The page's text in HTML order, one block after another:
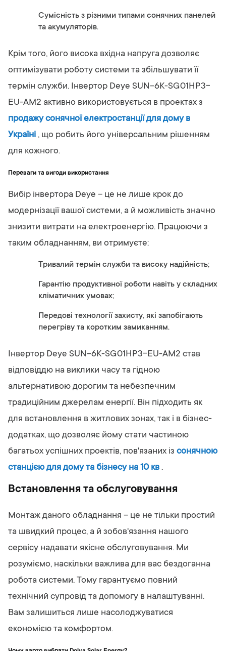
Сумісність з різними типами сонячних панелей
та акумуляторів.
Крім того, його висока вхідна напруга дозволяє
оптимізувати роботу системи та збільшувати її
термін служби. Інвертор Deye SUN-6K-SG01HP3-
EU-AM2 активно використовується в проектах з
продажу сонячної електростанції для дому в
Україні , що робить його універсальним рішенням
для кожного.
Переваги та вигоди використання
Вибір інвертора Deye – це не лише крок до
модернізації вашої системи, а й можливість значно
знизити витрати на електроенергію. Працюючи з
таким обладнанням, ви отримуєте:
Тривалий термін служби та високу надійність;
Гарантію продуктивної роботи навіть у складних
кліматичних умовах;
Передові технології захисту, які запобігають
перегріву та коротким замиканням.
Інвертор Deye SUN-6K-SG01HP3-EU-AM2 став
відповіддю на виклики часу та гідною
альтернативою дорогим та небезпечним
традиційним джерелам енергії. Він підходить як
для встановлення в житлових зонах, так і в бізнес-
додатках, що дозволяє йому стати частиною
багатьох успішних проектів, пов'язаних із сонячною
станцією для дому та бізнесу на 10 кв .
Встановлення та обслуговування
Монтаж даного обладнання – це не тільки простий
та швидкий процес, а й зобов'язання нашого
сервісу надавати якісне обслуговування. Ми
розуміємо, наскільки важлива для вас бездоганна
робота системи. Тому гарантуємо повний
технічний супровід та допомогу в налаштуванні.
Вам залишиться лише насолоджуватися
економією та комфортом.